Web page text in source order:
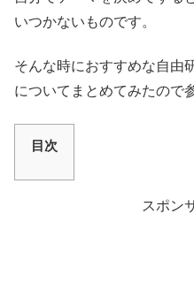
いつかないものです。
そんな時におすすめな自由
についてまとめてみたので
目次
スポン